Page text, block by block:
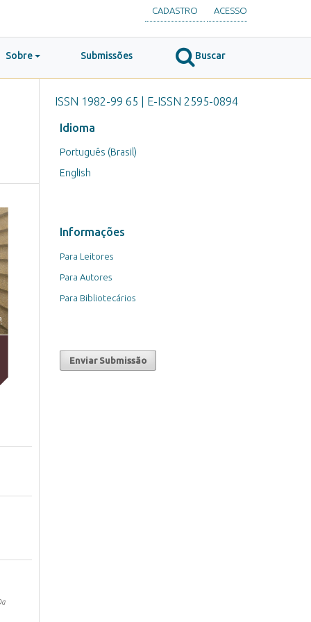
Sobre Buscar
Submissões
ISSN 1982-99 65 | E-ISSN 2595-0894
CADASTRO ACESSO
Idioma
Português (Brasil)
English
Informações
Para Leitores
Para Autores
Para Bibliotecários
Enviar Submissão